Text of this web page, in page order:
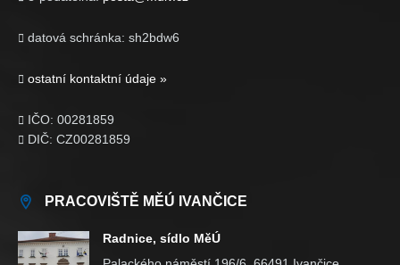
 datová schránka: sh2bdw6
 ostatní kontaktní údaje »
 IČO: 00281859
 DIČ: CZ00281859
PRACOVIŠTĚ MĚÚ IVANČICE
Radnice, sídlo MěÚ